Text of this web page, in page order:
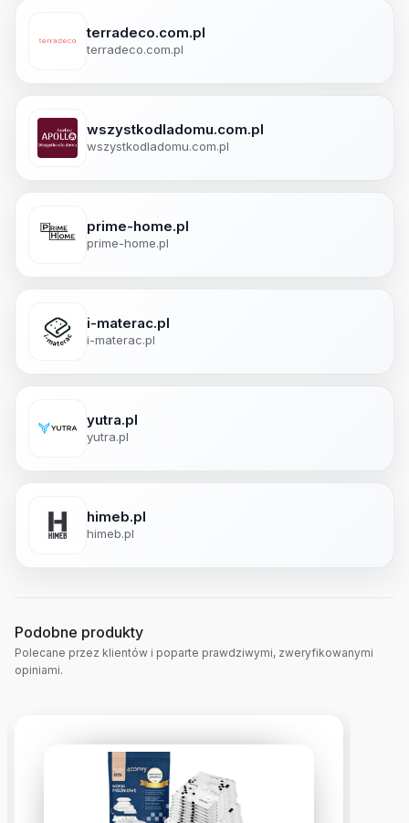
terradeco.com.pl
terradeco.com.pl
wszystkodladomu.com.pl
wszystkodladomu.com.pl
prime-home.pl
prime-home.pl
i-materac.pl
i-materac.pl
yutra.pl
yutra.pl
himeb.pl
himeb.pl
Podobne produkty
Polecane przez klientów i poparte prawdziwymi, zweryfikowanymi
opiniami.